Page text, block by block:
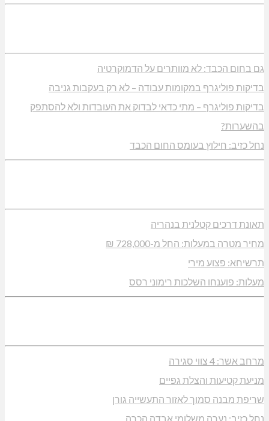
גם בחום הכבד: לא מוותרים על הדמוקרטיה
בדיקות פוליגרף במקומות עבודה – לא רק בעקבות גניבה
בדיקות פוליגרף – מתי כדאי לבדוק את העובדות ולא להסתפק
בהשערות?
נחל כזיב: חילוץ בעומס החום הכבד
תאונת דרכים קטלנית בנהריה
מחיר מטרה במעלות: החל מ-728,000 ₪
תרשיחא: פצוע מירי
מעלות: פוענחו השלכות רימוני רסס
מרחב אשר: 4 צווי סגירה
מניעת קטיעות והצלת גפיים
שריפת מבנה סמוך לאזור התעשייה גורן
נחל כזיב: נערה משלומי אבדה הכרה